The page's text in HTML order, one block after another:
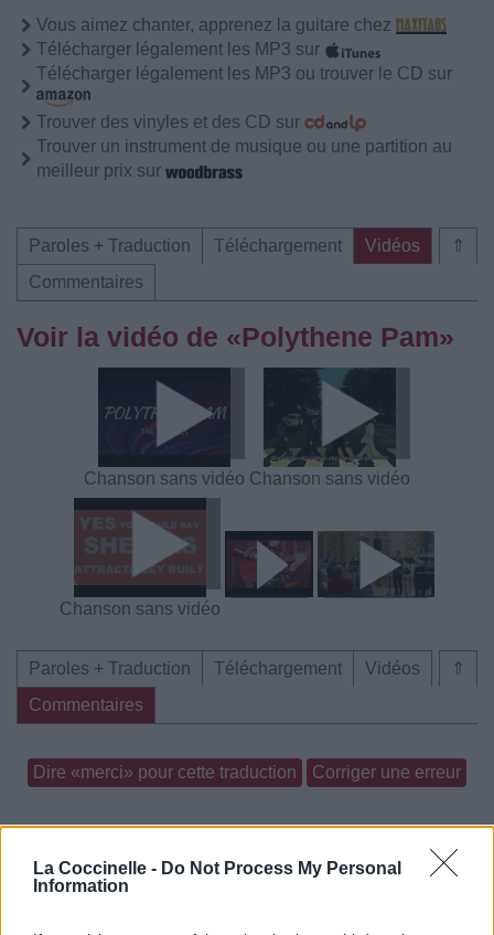
La Coccinelle - Do Not Process My Personal
Information
Vous aimez chanter, apprenez la guitare chez
Télécharger légalement les MP3 sur
Télécharger légalement les MP3 ou trouver le CD sur
Trouver des vinyles et des CD sur
Trouver un instrument de musique ou une partition au
meilleur prix sur
⇑
Paroles + Traduction Téléchargement
Vidéos
Commentaires
Voir la vidéo de «Polythene Pam»
Chanson sans vidéo Chanson sans vidéo
Chanson sans vidéo
⇑
Paroles + Traduction Téléchargement
Vidéos
Commentaires
Dire «merci» pour cette traduction Corriger une erreur